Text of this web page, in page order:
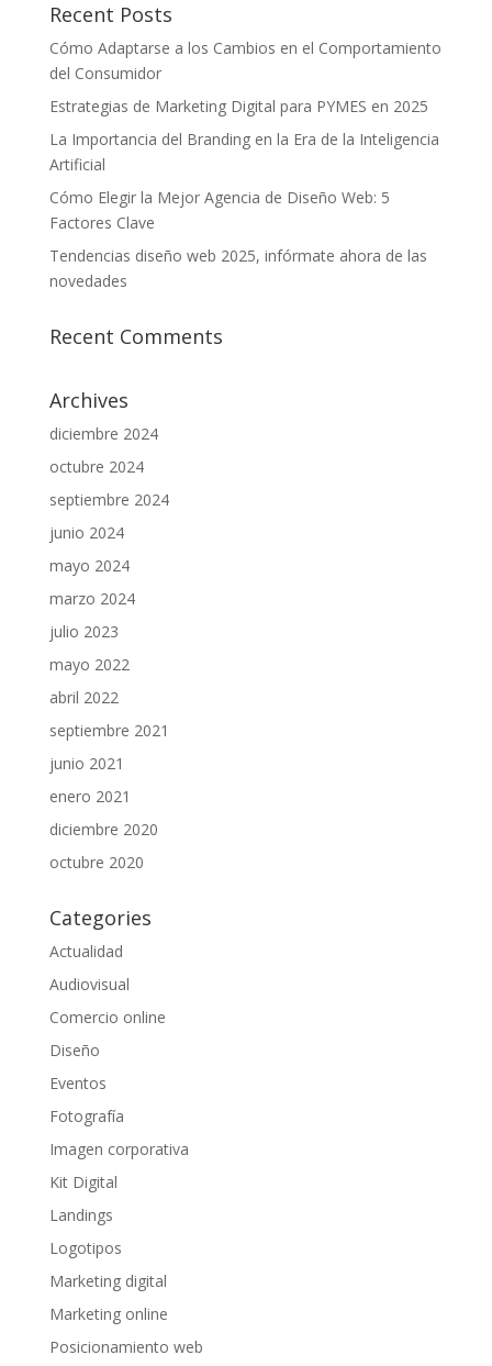
Recent Posts
Cómo Adaptarse a los Cambios en el Comportamiento
del Consumidor
Estrategias de Marketing Digital para PYMES en 2025
La Importancia del Branding en la Era de la Inteligencia
Artificial
Cómo Elegir la Mejor Agencia de Diseño Web: 5
Factores Clave
Tendencias diseño web 2025, infórmate ahora de las
novedades
Recent Comments
Archives
diciembre 2024
octubre 2024
septiembre 2024
junio 2024
mayo 2024
marzo 2024
julio 2023
mayo 2022
abril 2022
septiembre 2021
junio 2021
enero 2021
diciembre 2020
octubre 2020
Categories
Actualidad
Audiovisual
Comercio online
Diseño
Eventos
Fotografía
Imagen corporativa
Kit Digital
Landings
Logotipos
Marketing digital
Marketing online
Posicionamiento web